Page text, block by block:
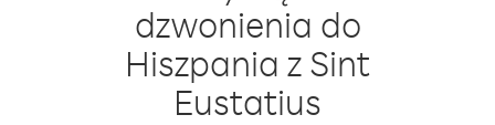
dzwonienia do
Hiszpania z Sint
Eustatius